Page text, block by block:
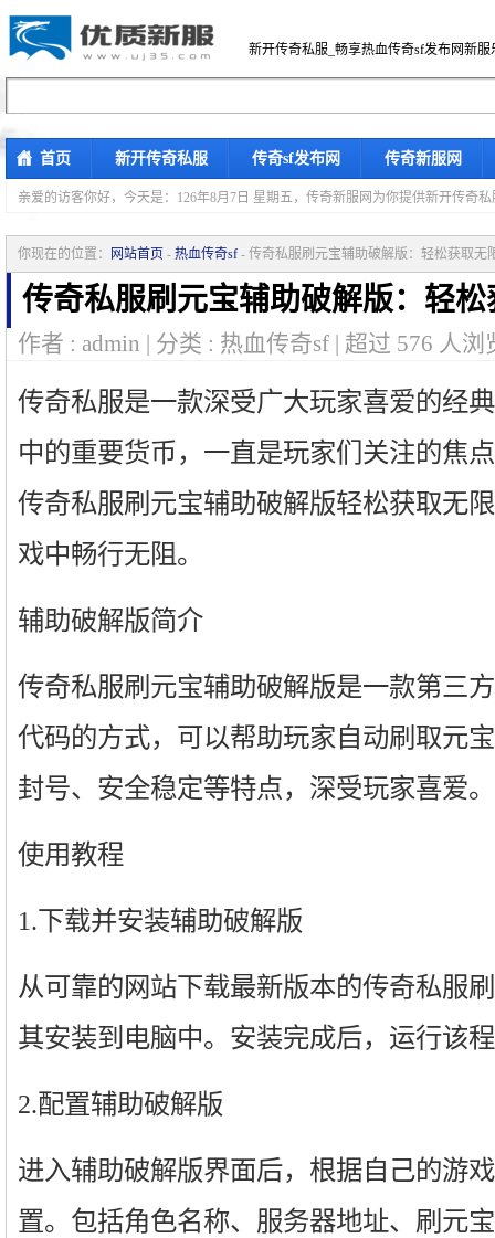
新开传奇私服_畅享热血传奇sf发布网新服
首页 新开传奇私服 传奇sf发布网 传奇新服网
亲爱的访客你好， 今天是：126年8月7日 星期五，传奇新服网为你提供新开传奇
你现在的位置： 网站首页 - 热血传奇sf - 传奇私服刷元宝辅助破解版：轻松获取无
传奇私服刷元宝辅助破解版：轻
作者 : admin | 分类 : 热血传奇sf | 超过 576 人浏
传奇私服是一款深受广大玩家喜爱的经
中的重要货币，一直是玩家们关注的焦
传奇私服刷元宝辅助破解版轻松获取无
戏中畅行无阻。
辅助破解版简介
传奇私服刷元宝辅助破解版是一款第三
代码的方式，可以帮助玩家自动刷取元
封号、安全稳定等特点，深受玩家喜爱。
使用教程
1.下载并安装辅助破解版
从可靠的网站下载最新版本的传奇私服
其安装到电脑中。安装完成后，运行该
2.配置辅助破解版
进入辅助破解版界面后，根据自己的游
置。包括角色名称、服务器地址、刷元